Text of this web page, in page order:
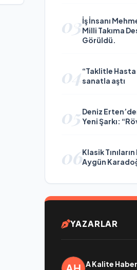
03İş İnsanı
Milli Takıma
Görüldü.
04“Taklitle Hasta
sanatla aştı
05 Deniz
Yeni Şarkı:
06Klasik
Aygün
YAZARLAR
A Kalite Haber